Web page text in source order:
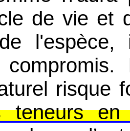
de vie et
risque
teneurs en